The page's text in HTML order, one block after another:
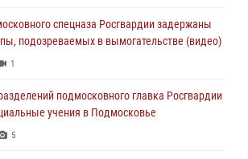
в Подмосковье (видео)
спецназа Росгвардии задержаны
подозреваемых в вымогательстве (видео)
1
подмосковного главка Росгвардии
учения в Подмосковье
5